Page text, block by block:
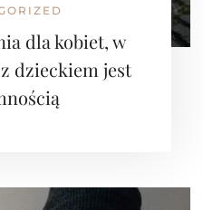
dla kobiet, w
dzieckiem jest